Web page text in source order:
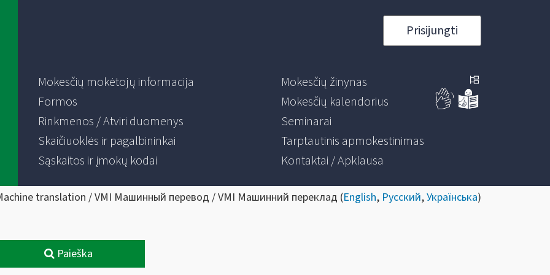
Prisijungti
Mokesčių mokėtojų informacija
Formos
Rinkmenos / Atviri duomenys
Skaičiuoklės ir pagalbininkai
Sąskaitos ir įmokų kodai
Mokesčių žinynas
Mokesčių kalendorius
Seminarai
Tarptautinis apmokestinimas
Kontaktai / Apklausa
translation / VMI Машинный перевод / VMI Машинний переклад (English, Русский,Українська)
Paieška